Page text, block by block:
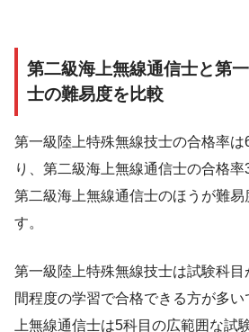
第二級海上無線通信士と第
士の難易度を比較
第一級陸上特殊無線技士の合格率
り、第二級海上無線通信士の合格率
第二級海上無線通信士のほうが難
す。
第一級陸上特殊無線技士は試験科
間程度の学習で合格できる方が多
上無線通信士は5科目の広範囲な試